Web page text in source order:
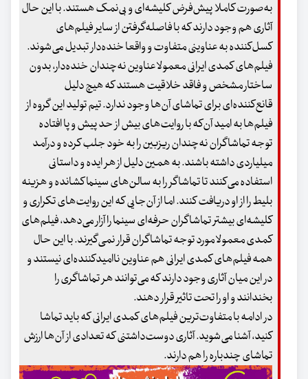
به‌صورت کاملا پیش‌فرض کلیشه‌ای و بی‌نمک هستند. با این حال
آثاری هم وجود دارند که با فاصله‌گرفتن از سایر فیلم‌های
کسل‌کننده به عناوینی متفاوت و واقعا خنده‌دار تبدیل می‌شوند.
فیلم‌های کمدی ایرانی معمولا عناوین نه‌چندان خنده‌دار، بدون
ساختار مشخص و فاقد خلاقیت هستند که هیچ دلیل
قانع‌کننده‌ای برای تماشای آن‌ها وجود ندارد. تیم تولید این گروه از
فیلم‌ها به امید آن‌که با روایت‌های بیش از حد پیش و پا افتاده
توجه تماشاگران نه‌چندان ریزبین را به خود جلب کرده و درآمد
میلیاردی داشته باشند. به همین دلیل از هر ایده و داستانی
استفاده می‌کنند تا تماشاگر را به سالن‌های سینما کشانده و هزینه
بلیط را از او دریافت کنند. اما از آن‌جایی که این روایت‌های تکراری و
کلیشه‌ای بیشتر تماشاگران حرفه‌ای سینما را آزار می‌دهد، فیلم‌های
کمدی معمولا مورد توجه تماشاگران قرار نمی‌گیرند. با این حال
همه فیلم‌های کمدی ایرانی هم عناوین ناامیدکننده‌ای نیستند و
در این میان آثاری وجود دارند که می‌توانند هر تماشاگری را
بخندانند و او را تحت تاثیر قرار دهند.
در ادامه با متفاوت‌ترین فیلم‌های کمدی ایرانی که باید تماشا
کنید، آشنا می‌شوید. آثاری دوست‌داشتنی که تعدادی از آن‌ها ارزش
تماشای چندباره را هم دارند.